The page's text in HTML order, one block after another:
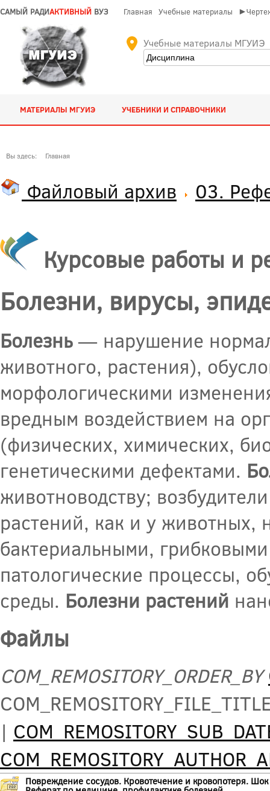
САМЫЙ РАДИАКТИВНЫЙ ВУЗ Главная Учебные материалы
Учебные материалы МГУИЭ
МАТЕРИАЛЫ МГУИЭ УЧЕБНИКИ И СПРАВОЧНИКИ
Вы здесь: Главная
Файловый архив 03.
Курсовые работы и
Болезни, вирусы,
Болезнь— нарушение
животного, растения),
морфологическими
вредным воздействием на
(физических, химических,
генетическими дефектами.
животноводству;
растений, как и у
бактериальными,
патологические процессы,
среды. Болезни растений
Файлы
COM_REMOSITORY_ORDER_BY
|
Повреждение сосудов. Кровотечение и кровопотеря.